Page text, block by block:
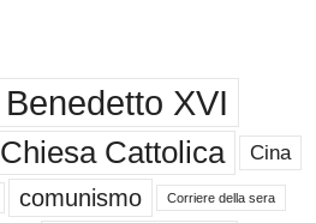
Benedetto XVI
Chiesa Cattolica Cina
comunismo Corriere della sera